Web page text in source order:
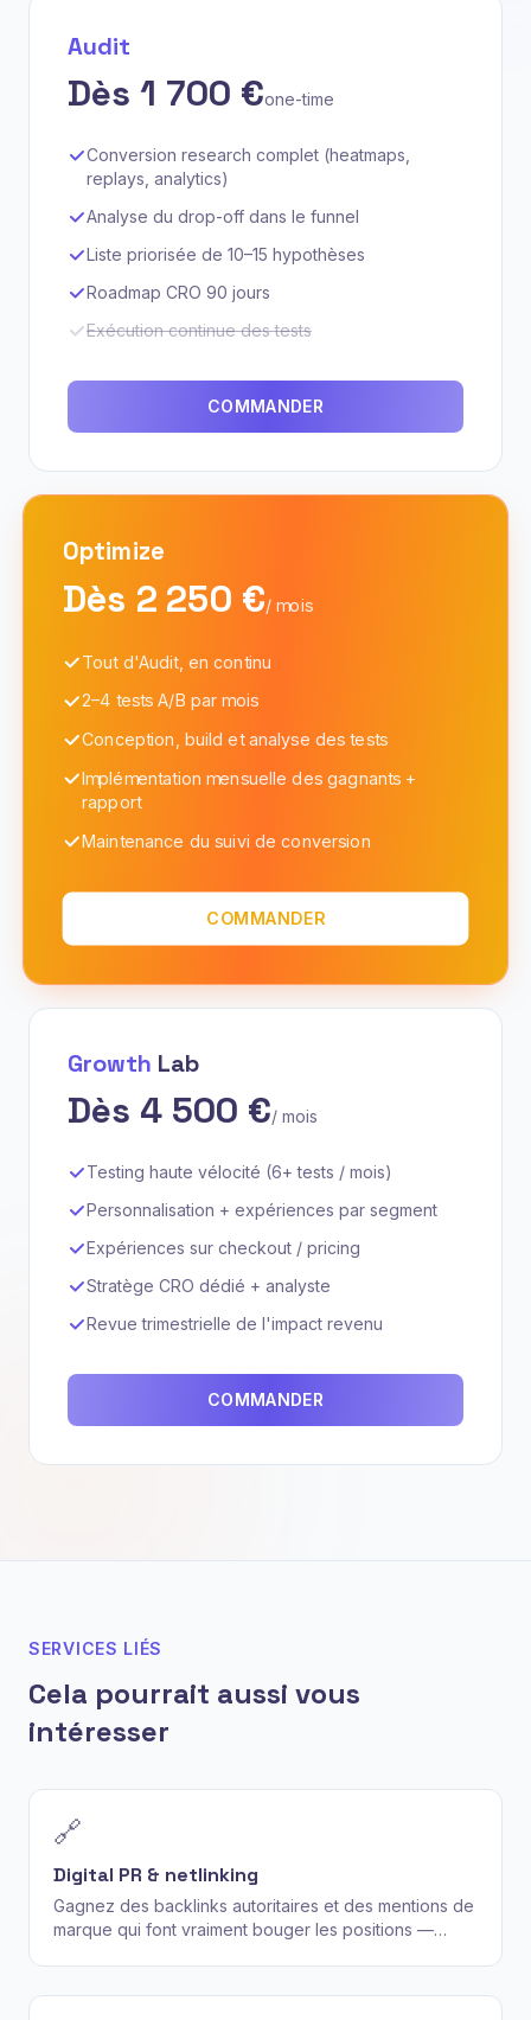
Audit
Dès 1 700 €one-time
Conversion research complet (heatmaps,
replays, analytics)
Analyse du drop-off dans le funnel
Liste priorisée de 10–15 hypothèses
Roadmap CRO 90 jours
Exécution continue des tests
COMMANDER
Optimize
Dès 2 250 €/ mois
Tout d'Audit, en continu
2–4 tests A/B par mois
Conception, build et analyse des tests
Implémentation mensuelle des gagnants +
rapport
Maintenance du suivi de conversion
COMMANDER
Growth Lab
Dès 4 500 €/ mois
Testing haute vélocité (6+ tests / mois)
Personnalisation + expériences par segment
Expériences sur checkout / pricing
Stratège CRO dédié + analyste
Revue trimestrielle de l'impact revenu
COMMANDER
SERVICES LIÉS
Cela pourrait aussi vous
intéresser
🔗
Digital PR & netlinking
Gagnez des backlinks autoritaires et des mentions de
marque qui font vraiment bouger les positions —